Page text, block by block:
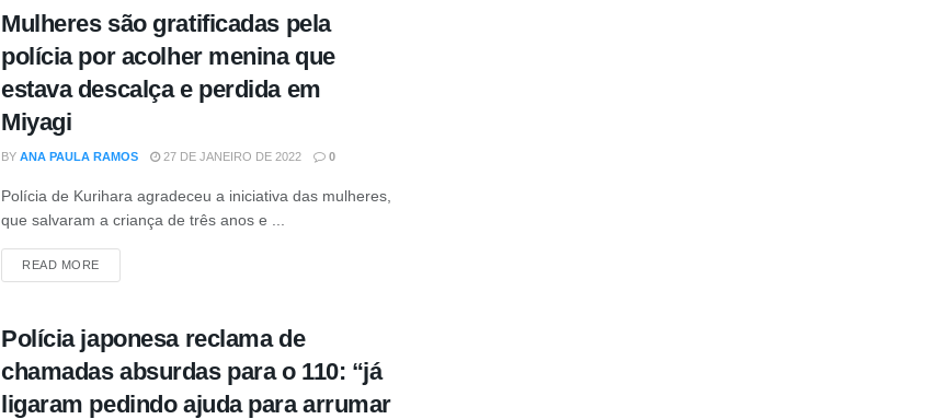
Mulheres são gratificadas pela
polícia por acolher menina que
estava descalça e perdida em
Miyagi
BY ANA PAULA RAMOS 27 DE JANEIRO DE 2022 0
Polícia de Kurihara agradeceu a iniciativa das mulheres,
que salvaram a criança de três anos e ...
READ MOREDETAILS
Polícia japonesa reclama de
chamadas absurdas para o 110: “já
ligaram pedindo ajuda para arrumar